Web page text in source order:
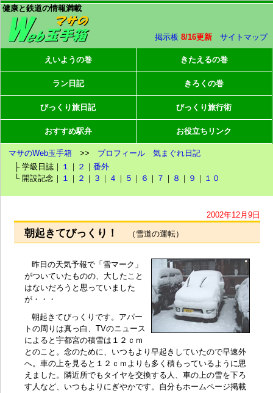
健康と鉄道の情報満載
掲示板 8/16更新 サイトマップ
えいようの巻 きたえるの巻
ラン日記 きろくの巻
びっくり旅日記 びっくり旅行術
おすすめ駅弁 お役立ちリンク
マサのWeb玉手箱 >> プロフィール
気まぐれ日記
├ 学級日誌｜ １ ｜ ２ ｜番外
└ 開設記念｜ １ ｜ ２ ｜ ３ ｜ ４ ｜ ５ ｜ ６ ｜ ７ ｜ ８ ｜ ９ ｜ １０
2002年12月9日
朝起きてびっくり！ （雪道の運転）
昨日の天気予報で「雪マーク」
がついていたものの、大したこと
はないだろうと思っていました
が・・・
朝起きてびっくりです。アパー
トの周りは真っ白、TVのニュース
によると宇都宮の積雪は１２ｃｍ
とのこと。念のために、いつもより早起きしていたので早速外
へ。車の上を見ると１２ｃｍよりも多く積もっているように思
えました。隣近所でもタイヤを交換する人、車の上の雪を下ろ
す人など、いつもよりにぎやかです。自分もホームページ掲載